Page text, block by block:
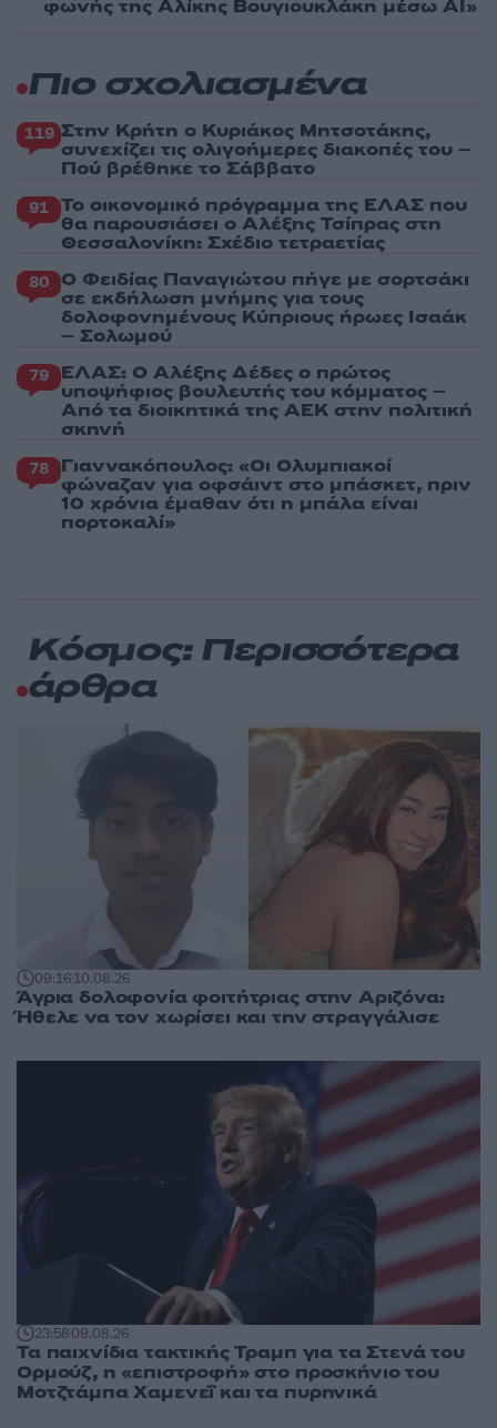
φωνής της Αλίκης Βουγιουκλάκη μέσω AI»
Πιο σχολιασμένα
119 Στην Κρήτη ο Κυριάκος Μητσοτάκης,
συνεχίζει τις ολιγοήμερες διακοπές του –
Πού βρέθηκε το Σάββατο
91 Το οικονομικό πρόγραμμα της ΕΛΑΣ που
θα παρουσιάσει ο Αλέξης Τσίπρας στη
Θεσσαλονίκη: Σχέδιο τετραετίας
80 Ο Φειδίας Παναγιώτου πήγε με σορτσάκι
σε εκδήλωση μνήμης για τους
δολοφονημένους Κύπριους ήρωες Ισαάκ
– Σολωμού
79 ΕΛΑΣ: Ο Αλέξης Δέδες ο πρώτος
υποψήφιος βουλευτής του κόμματος –
Από τα διοικητικά της ΑΕΚ στην πολιτική
σκηνή
78 Γιαννακόπουλος: «Οι Ολυμπιακοί
φώναζαν για οφσάιντ στο μπάσκετ, πριν
10 χρόνια έμαθαν ότι η μπάλα είναι
πορτοκαλί»
Κόσμος: Περισσότερα
άρθρα
09:1610.08.26
Άγρια δολοφονία φοιτήτριας στην Αριζόνα:
Ήθελε να τον χωρίσει και την στραγγάλισε
23:5809.08.26
Τα παιχνίδια τακτικής Τραμπ για τα Στενά του
Ορμούζ, η «επιστροφή» στο προσκήνιο του
Μοτζτάμπα Χαμενεΐ και τα πυρηνικά